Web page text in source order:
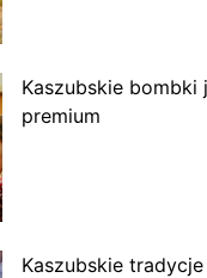
Kaszubskie bombki
premium
Kaszubskie